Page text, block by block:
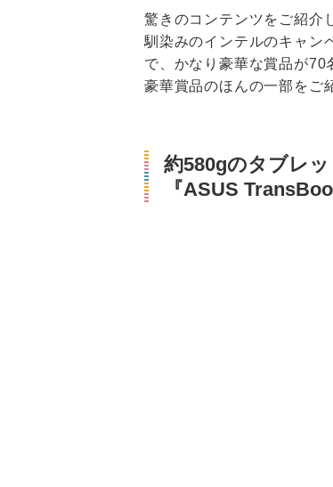
驚きのコンテンツをご紹介
馴染みのインテルのキャン
で、かなり豪華な賞品が70
豪華賞品のほんの一部をご
約580gのタブレッ
『ASUS